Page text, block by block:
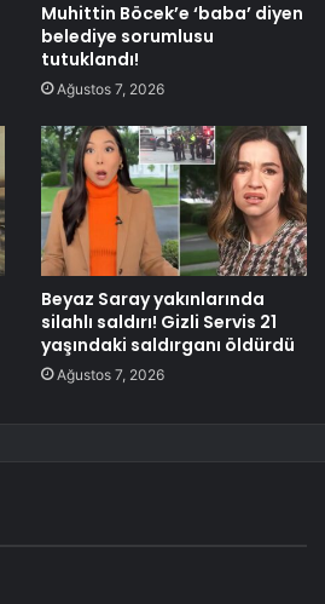
Muhittin Böcek’e ‘baba’ diyen
belediye sorumlusu
tutuklandı!
Ağustos 7, 2026
Beyaz Saray yakınlarında
silahlı saldırı! Gizli Servis 21
yaşındaki saldırganı öldürdü
Ağustos 7, 2026